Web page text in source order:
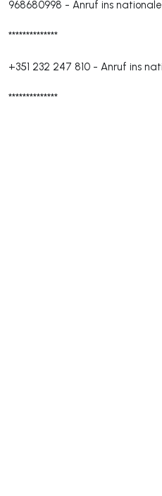
968680998 - Anruf ins
**************
+351 232 247 810 - Anruf ins
**************